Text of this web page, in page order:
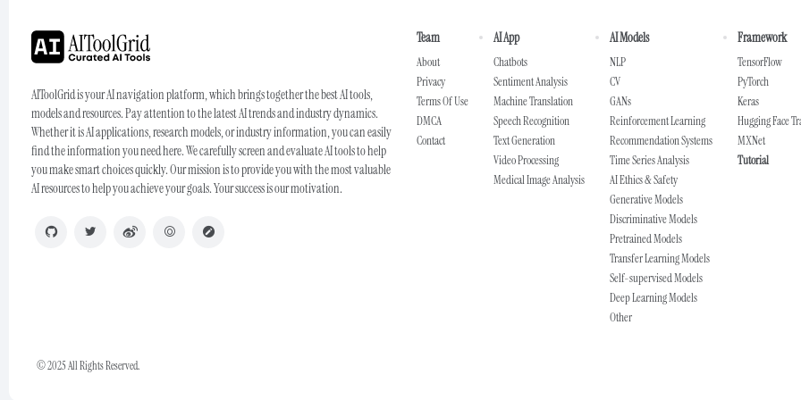
AIToolGrid is your AI navigation platform, which brings together the best AI tools,
models and resources. Pay attention to the latest AI trends and industry dynamics.
Whether it is AI applications, research models, or industry information, you can easily
find the information you need here. We carefully screen and evaluate AI tools to help
you make smart choices quickly. Our mission is to provide you with the most valuable
AI resources to help you achieve your goals. Your success is our motivation.
Team
About
Privacy
Terms Of Use
DMCA
Contact
AI App
Chatbots
Sentiment Analysis
Machine Translation
Speech Recognition
Text Generation
Video Processing
Medical Image Analysis
AI Models
NLP
CV
GANs
Reinforcement Learning
Recommendation Systems
Time Series Analysis
AI Ethics & Safety
Generative Models
Discriminative Models
Pretrained Models
Transfer Learning Models
Self-supervised Models
Deep Learning Models
Other
Framework
TensorFlow
PyTorch
Keras
Hugging Face
MXNet
Tutorial
© 2025 All Rights Reserved.